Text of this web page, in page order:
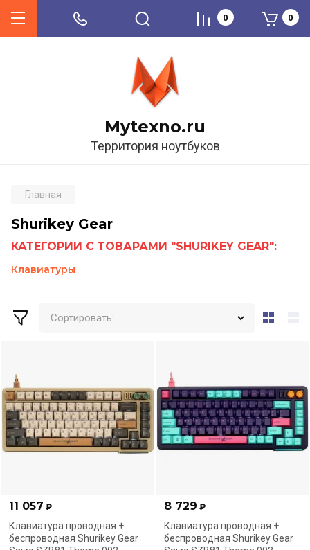
Mytexno.ru
Территория ноутбуков
0 0
Главная
Shurikey Gear
КАТЕГОРИИ С ТОВАРАМИ "SHURIKEY GEAR":
Клавиатуры
Сортировать:
11 057 ₽
Клавиатура проводная +
беспроводная Shurikey Gear
8 729 ₽
Клавиатура проводная +
беспроводная Shurikey Gear